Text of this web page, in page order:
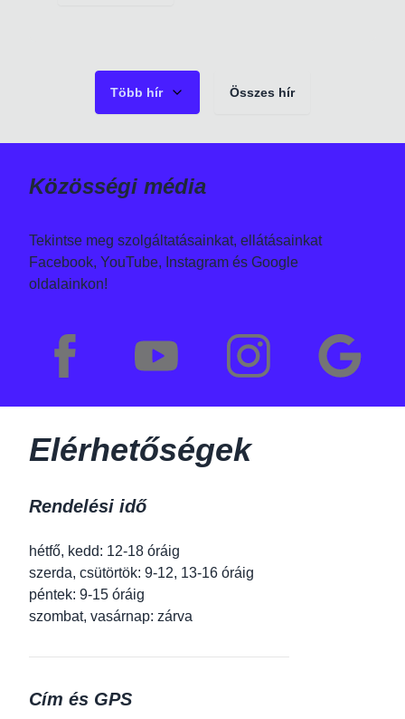
Több hír Összes hír
Közösségi média
Tekintse meg szolgáltatásainkat, ellátásainkat
Facebook, YouTube, Instagram és Google
oldalainkon!
Elérhetőségek
Rendelési idő
hétfő, kedd: 12-18 óráig
szerda, csütörtök: 9-12, 13-16 óráig
péntek: 9-15 óráig
szombat, vasárnap: zárva
Cím és GPS